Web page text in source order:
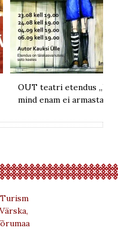
OUT teatri etendus „Kui
mind enam ei armasta“